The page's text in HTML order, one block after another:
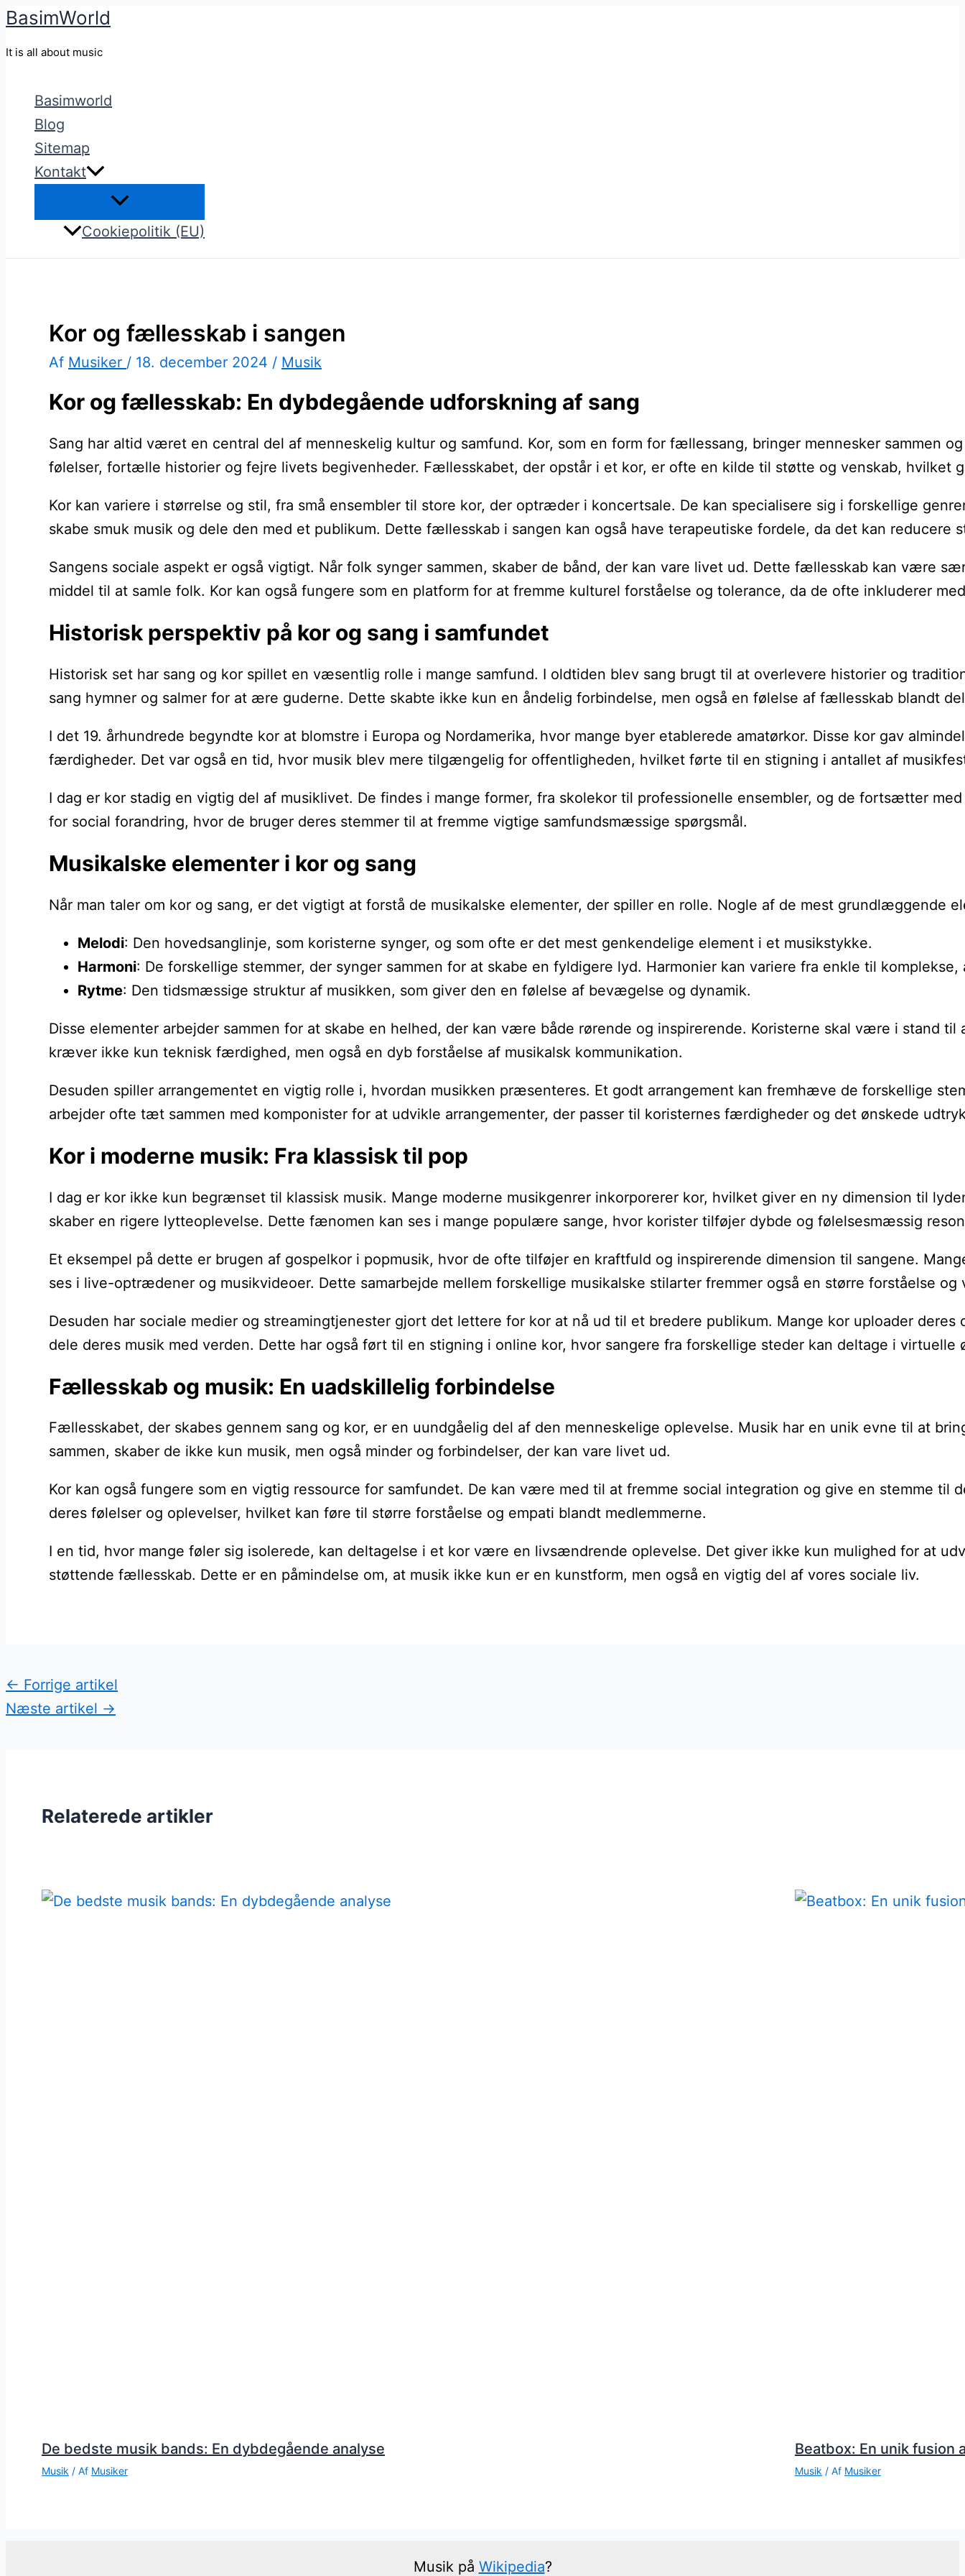
Gå
BasimWorld
It is all about music
Basimworld
Blog
Sitemap
Kontakt
Cookiepolitik (EU)
Kor og fællesskab i sangen
Af Musiker / 18. december 2024 / Musik
Kor og fællesskab: En dybdegående udforskning af sang
Sang har altid været en central del af menneskelig kultur og samfund. Kor, som en form for fællessang, bringer mennesker sammen
følelser, fortælle historier og fejre livets begivenheder. Fællesskabet, der opstår i et kor, er ofte en kilde til støtte og venskab, hvilket
Kor kan variere i størrelse og stil, fra små ensembler til store kor, der optræder i koncertsale. De kan specialisere sig i forskellige
skabe smuk musik og dele den med et publikum. Dette fællesskab i sangen kan også have terapeutiske fordele, da det kan reducere
Sangens sociale aspekt er også vigtigt. Når folk synger sammen, skaber de bånd, der kan vare livet ud. Dette fællesskab kan være
middel til at samle folk. Kor kan også fungere som en platform for at fremme kulturel forståelse og tolerance, da de ofte inkluderer
Historisk perspektiv på kor og sang i samfundet
Historisk set har sang og kor spillet en væsentlig rolle i mange samfund. I oldtiden blev sang brugt til at overlevere historier og
sang hymner og salmer for at ære guderne. Dette skabte ikke kun en åndelig forbindelse, men også en følelse af fællesskab blandt
I det 19. århundrede begyndte kor at blomstre i Europa og Nordamerika, hvor mange byer etablerede amatørkor. Disse kor gav
færdigheder. Det var også en tid, hvor musik blev mere tilgængelig for offentligheden, hvilket førte til en stigning i antallet af
I dag er kor stadig en vigtig del af musiklivet. De findes i mange former, fra skolekor til professionelle ensembler, og de fortsætter
for social forandring, hvor de bruger deres stemmer til at fremme vigtige samfundsmæssige spørgsmål.
Musikalske elementer i kor og sang
Når man taler om kor og sang, er det vigtigt at forstå de musikalske elementer, der spiller en rolle. Nogle af de mest grundlæggende
Melodi: Den hovedsanglinje, som koristerne synger, og som ofte er det mest genkendelige element i et musikstykke.
Harmoni: De forskellige stemmer, der synger sammen for at skabe en fyldigere lyd. Harmonier kan variere fra enkle til
Rytme: Den tidsmæssige struktur af musikken, som giver den en følelse af bevægelse og dynamik.
Disse elementer arbejder sammen for at skabe en helhed, der kan være både rørende og inspirerende. Koristerne skal være i stand
kræver ikke kun teknisk færdighed, men også en dyb forståelse af musikalsk kommunikation.
Desuden spiller arrangementet en vigtig rolle i, hvordan musikken præsenteres. Et godt arrangement kan fremhæve de forskellige
arbejder ofte tæt sammen med komponister for at udvikle arrangementer, der passer til koristernes færdigheder og det ønskede
Kor i moderne musik: Fra klassisk til pop
I dag er kor ikke kun begrænset til klassisk musik. Mange moderne musikgenrer inkorporerer kor, hvilket giver en ny dimension til
skaber en rigere lytteoplevelse. Dette fænomen kan ses i mange populære sange, hvor korister tilføjer dybde og følelsesmæssig
Et eksempel på dette er brugen af gospelkor i popmusik, hvor de ofte tilføjer en kraftfuld og inspirerende dimension til sangene.
ses i live-optrædener og musikvideoer. Dette samarbejde mellem forskellige musikalske stilarter fremmer også en større forståelse
Desuden har sociale medier og streamingtjenester gjort det lettere for kor at nå ud til et bredere publikum. Mange kor uploader
dele deres musik med verden. Dette har også ført til en stigning i online kor, hvor sangere fra forskellige steder kan deltage i
Fællesskab og musik: En uadskillelig forbindelse
Fællesskabet, der skabes gennem sang og kor, er en uundgåelig del af den menneskelige oplevelse. Musik har en unik evne til at
sammen, skaber de ikke kun musik, men også minder og forbindelser, der kan vare livet ud.
Kor kan også fungere som en vigtig ressource for samfundet. De kan være med til at fremme social integration og give en stemme
deres følelser og oplevelser, hvilket kan føre til større forståelse og empati blandt medlemmerne.
I en tid, hvor mange føler sig isolerede, kan deltagelse i et kor være en livsændrende oplevelse. Det giver ikke kun mulighed for at
støttende fællesskab. Dette er en påmindelse om, at musik ikke kun er en kunstform, men også en vigtig del af vores sociale liv.
← Forrige artikel
Næste artikel →
Relaterede artikler
De bedste musik bands: En dybdegående analyse
Musik / Af Musiker
Beatbox: En unik fusion
Musik / Af Musiker
Musik på Wikipedia?